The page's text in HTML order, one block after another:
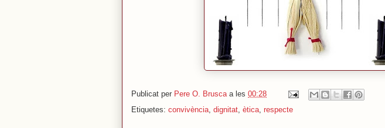
Publicat per Pere O. Brusca a les 00:28
Etiquetes: convivència, dignitat, ètica, respecte